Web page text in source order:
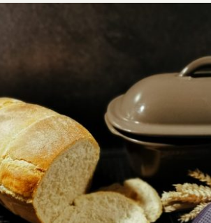
Dinkeltoastbrot Deluxe Air Fryer